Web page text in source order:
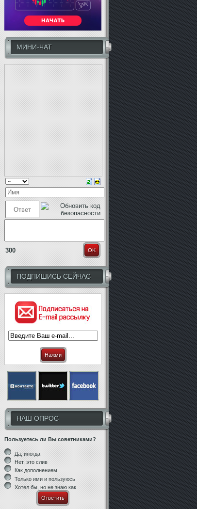
МИНИ-ЧАТ
300 OK
ПОДПИШИСЬ СЕЙЧАС
Нажми
НАШ ОПРОС
Пользуетесь ли Вы советниками?
Да, иногда
Нет, это слив
Как дополнением
Только ими и пользуюсь
Хотел бы, но не знаю как
Ответить